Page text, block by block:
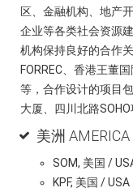
区、金融机构、地产
企业等各类社会资源
机构保持良好的合作
FORREC、香港王董
等，合作设计的项目
大厦、四川北路SOHO
美洲 AMERICA
SOM, 美国 /
KPF, 美国 / USA